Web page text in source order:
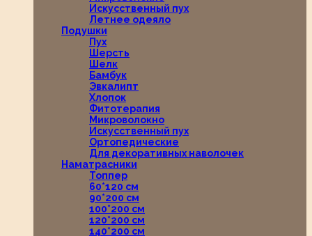
Искусственный пух
Летнее одеяло
Подушки
Пух
Шерсть
Шелк
Бамбук
Эвкалипт
Хлопок
Фитотерапия
Микроволокно
Искусственный пух
Ортопедические
Для декоративных наволочек
Наматрасники
Топпер
60*120 см
90*200 см
100*200 см
120*200 см
140*200 см